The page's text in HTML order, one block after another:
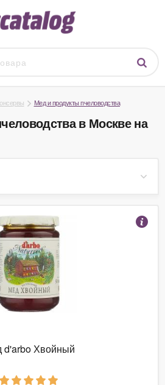
Мед и продукты пчеловодства
в Москве на
d'arbo Хвойный